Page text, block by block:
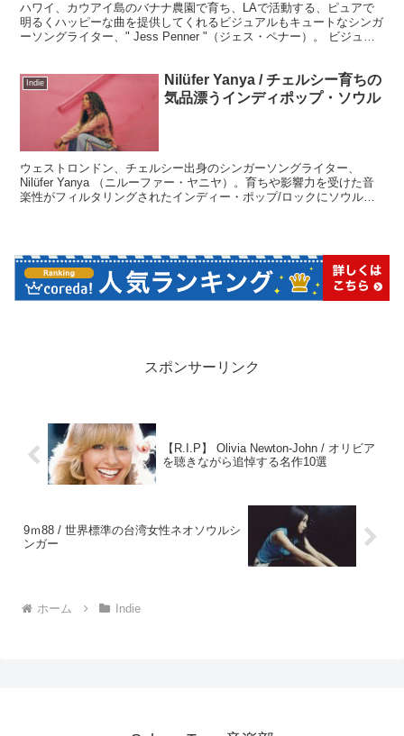
ハワイ、カウアイ島のバナナ農園で育ち、LAで活動する、ピュアで
明るくハッピーな曲を提供してくれるビジュアルもキュートなシンガ
ーソングライター、" Jess Penner "（ジェス・ペナー）。 ビジュア
Indie
Nilüfer Yanya / チェルシー育ちの
気品漂うインディポップ・ソウル
ウェストロンドン、チェルシー出身のシンガーソングライター、
Nilüfer Yanya （ニルーファー・ヤニヤ）。育ちや影響力を受けた音
楽性がフィルタリングされたインディー・ポップ/ロックにソウル、
スポンサーリンク
【R.I.P】 Olivia Newton-John / オリビア
を聴きながら追悼する名作10選
9ｍ88 / 世界標準の台湾女性ネオソウルシ
ンガー
ホーム Indie